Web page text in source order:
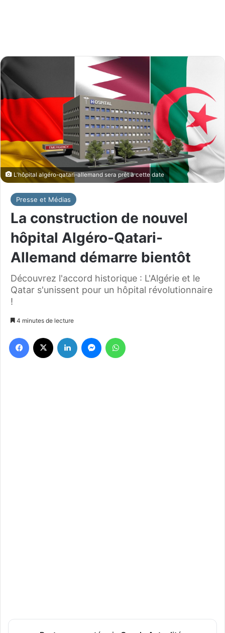
L'hôpital algéro-qatari-allemand sera prêt à cette date
Presse et Médias
La construction de nouvel
hôpital Algéro-Qatari-
Allemand démarre bientôt
Découvrez l'accord historique : L'Algérie et le
Qatar s'unissent pour un hôpital révolutionnaire
!
4 minutes de lecture